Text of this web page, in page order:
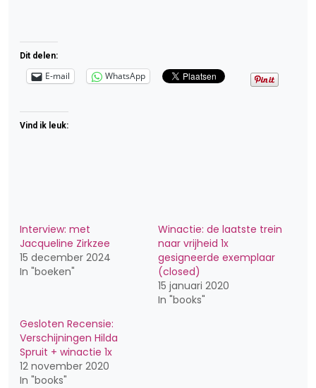
Dit delen:
E-mail WhatsApp
Vind ik leuk:
Interview: met
Jacqueline Zirkzee
15 december 2024
In "boeken"
Winactie: de laatste trein
naar vrijheid 1x
gesigneerde exemplaar
(closed)
15 januari 2020
In "books"
Gesloten Recensie:
Verschijningen Hilda
Spruit + winactie 1x
12 november 2020
In "books"